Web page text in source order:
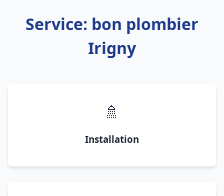
Service: bon plombier
Irigny
🚿
Installation